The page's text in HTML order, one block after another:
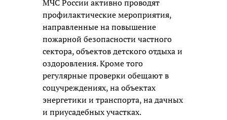
МЧС России активно проводят
профилактические мероприятия,
направленные на повышение
пожарной безопасности частного
сектора, объектов детского отдыха и
оздоровления. Кроме того
регулярные проверки обещают в
соцучреждениях, на объектах
энергетики и транспорта, на дачных
и приусадебных участках.